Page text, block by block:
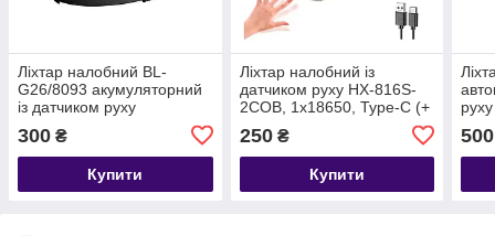
Ліхтар налобний BL-
G26/8093 акумуляторний
із датчиком руху
300 ₴
Купити
Ліхтар налобний із
датчиком руху HX-816S-
2COB, 1x18650, Type-C (+
250₴
Купити
500